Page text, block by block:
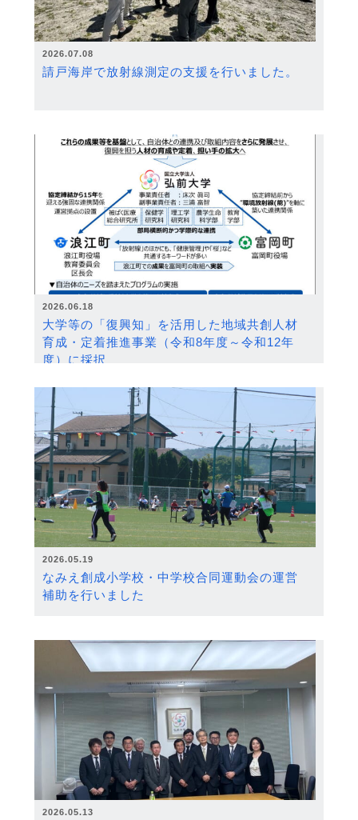
2026.07.08
請戸海岸で放射線測定の支援を行いました。
2026.06.18
大学等の「復興知」を活用した地域共創人材
育成・定着推進事業（令和8年度～令和12年
度）に採択
2026.05.19
なみえ創成小学校・中学校合同運動会の運営
補助を行いました
2026.05.13